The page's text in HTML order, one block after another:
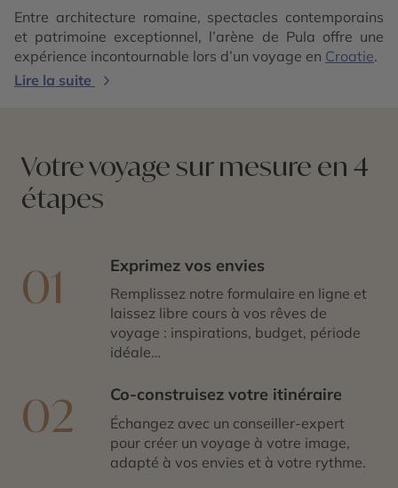
Entre architecture romaine, spectacles contemporains
et patrimoine exceptionnel, l’arène de Pula offre une
expérience incontournable lors d’un voyage en Croatie.
Lire la suite
Votre voyage sur mesure en 4
étapes
01 Exprimez vos envies
Remplissez notre formulaire en ligne et
laissez libre cours à vos rêves de
voyage : inspirations, budget, période
idéale…
02 Co-construisez votre itinéraire
Échangez avec un conseiller-expert
pour créer un voyage à votre image,
adapté à vos envies et à votre rythme.